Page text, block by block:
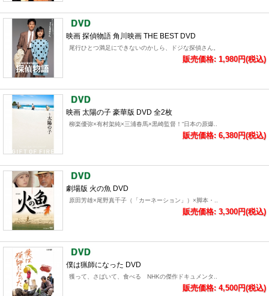
映画 探偵物語 角川映画 THE BEST DVD
尾行ひとつ満足にできないのかしら、ドジな探偵さん。
販売価格: 1,980円(税込)
映画 太陽の子 豪華版 DVD 全2枚
柳楽優弥×有村架純×三浦春馬×黒崎監督！“日本の原爆..
販売価格: 6,380円(税込)
劇場版 火の魚 DVD
原田芳雄×尾野真千子（「カーネーション」）×脚本・..
販売価格: 3,300円(税込)
僕は猟師になった DVD
獲って、さばいて、食べる NHKの傑作ドキュメンタ..
販売価格: 4,500円(税込)